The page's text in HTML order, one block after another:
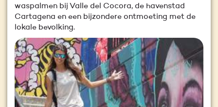
waspalmen bij Valle del Cocora, de havenstad
Cartagena en een bijzondere ontmoeting met de
lokale bevolking.